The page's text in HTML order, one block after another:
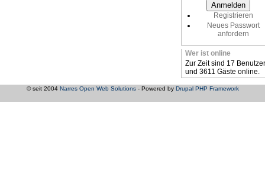
Registrieren
Neues Passwort
anfordern
Wer ist online
Zur Zeit sind 17 Benutzer
und 3611 Gäste online.
© seit 2004 Narres Open Web Solutions- Powered by Drupal PHP Framework